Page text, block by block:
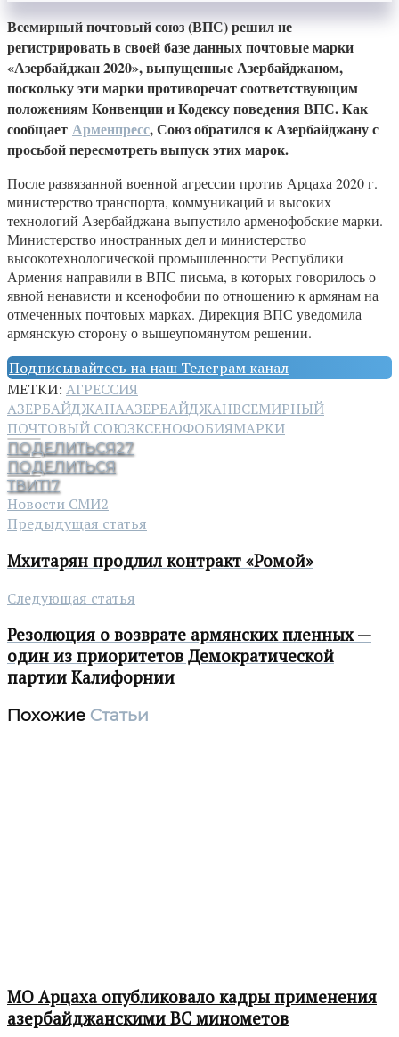
Всемирный почтовый союз (ВПС) решил не
регистрировать в своей базе данных почтовые марки
«Азербайджан 2020», выпущенные Азербайджаном,
поскольку эти марки противоречат соответствующим
положениям Конвенции и Кодексу поведения ВПС. Как
сообщает Арменпресс, Союз обратился к Азербайджану с
просьбой пересмотреть выпуск этих марок.
После развязанной военной агрессии против Арцаха 2020 г.
министерство транспорта, коммуникаций и высоких
технологий Азербайджана выпустило арменофобские марки.
Министерство иностранных дел и министерство
высокотехнологической промышленности Республики
Армения направили в ВПС письма, в которых говорилось о
явной ненависти и ксенофобии по отношению к армянам на
отмеченных почтовых марках. Дирекция ВПС уведомила
армянскую сторону о вышеупомянутом решении.
Подписывайтесь на наш Телеграм канал
МЕТКИ: АГРЕССИЯ
АЗЕРБАЙДЖАНААЗЕРБАЙДЖАНВСЕМИРНЫЙ
ПОЧТОВЫЙ СОЮЗКСЕНОФОБИЯМАРКИ
ПОДЕЛИТЬСЯ27
ПОДЕЛИТЬСЯ
ТВИТ17
Новости СМИ2
Предыдущая статья
Мхитарян продлил контракт «Ромой»
Следующая статья
Резолюция о возврате армянских пленных —
один из приоритетов Демократической
партии Калифорнии
Похожие Статьи
МО Арцаха опубликовало кадры применения
азербайджанскими ВС минометов